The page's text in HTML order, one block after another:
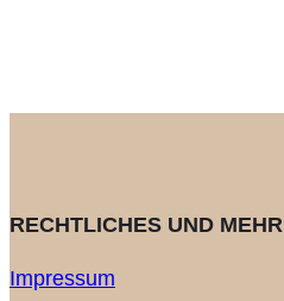
RECHTLICHES UND MEHR
Impressum